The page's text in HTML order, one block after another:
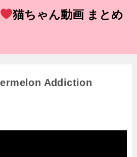
猫ちゃん動画 まとめ
Addiction